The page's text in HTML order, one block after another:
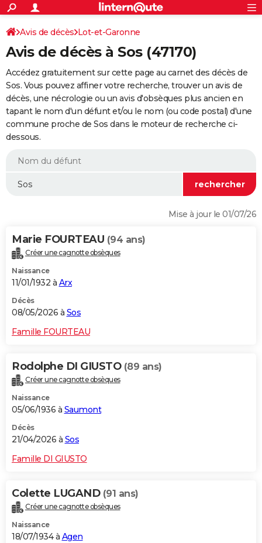
ACTUALITÉS
Politique
Société
Faits Divers
Education
Monde
Villes
+
SPORT
Coupe du monde 2026
Football
Tennis
Cyclisme
Rugby
Forum
Programme TV
TNT
Streaming
Cinéma
Sorties cinéma
Musique
+
FINANCE
Retraite
Epargne
Immobilier
Risques naturels par ville
Assurance
AUTO
Essais
Réserver un essai
Citadines
Berlines
SUV
Forum auto
+
HIGH-TECH
BRICOLAGE
WEEK-END
Alimentation
Guide de la santé
Maladies
Médicaments
Sommeil
VOYAGE
Destinations
City break
Voyage nature
Voyage de noces
Forum
Climat
+PHOTO
GUIDES D'ACHAT
Carte de Noël
Carte Bonne année
Carte Saint-Valentin
Carte Pâques
Carte d'anniversaire
DICTIONNAIRE
Dictionnaire
Biographies
Citations
Expressions
Proverbes
PROGRAMME TV
S'inscrire
Se connecter
Lycées
Collèges
Primaires
Universités
Entreprises
Service militaire
Avis de recherche
AVIS DE DÉCÈS
FORUM
Bricolage
Lifestyle
Culture
Television
Voyage
Cinema
Connexion
Avis de décès Lot-et-Garonne
Avis de décès à Sos (47170)
Accédez gratuitement sur cette page au carnet des décès de
Sos. Vous pouvez affiner votre recherche, trouver un avis de
décès, une nécrologie ou un avis d'obsèques plus ancien en
tapant le nom d'un défunt et/ou le nom (ou code postal) d'une
commune proche de Sos dans le moteur de recherche ci-
dessous.
Mise à jour le 01/07/26
Marie FOURTEAU (94 ans)
Créer une cagnotte obsèques
Naissance
11/01/1932 à Arx
Décès
08/05/2026 à Sos
Famille FOURTEAU
Rodolphe DI GIUSTO (89 ans)
Créer une cagnotte obsèques
Naissance
05/06/1936 à Saumont
Décès
21/04/2026 à Sos
Famille DI GIUSTO
Colette LUGAND (91 ans)
Créer une cagnotte obsèques
Naissance
18/07/1934 à Agen